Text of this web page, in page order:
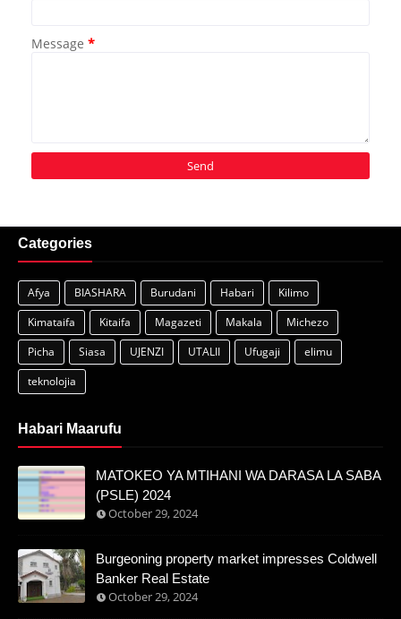
Message *
Categories
Afya BIASHARA Burudani Habari
Kilimo
Kimataifa
Kitaifa Magazeti Makala
Michezo
Picha
Siasa UJENZI UTALII Ufugaji
elimu
teknolojia
Habari Maarufu
MATOKEO YA MTIHANI WA DARASA LA SABA
(PSLE) 2024
October 29, 2024
Burgeoning property market impresses Coldwell
Banker Real Estate
October 29, 2024